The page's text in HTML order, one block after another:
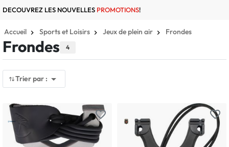
DECOUVREZ LES NOUVELLES PROMOTIONS!
Accueil Sports et Loisirs Jeux de plein air Frondes
Frondes 4
Trier par : 
favorite_border favorite_border